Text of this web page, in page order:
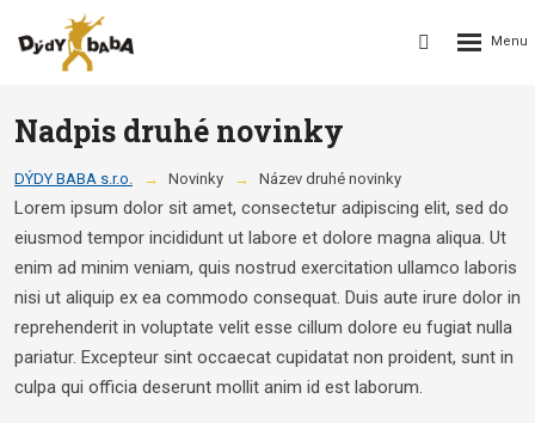
Vyhledávání
Rozbalení
Nadpis druhé novinky
DÝDY BABA s.r.o. Novinky Název druhé novinky
Lorem ipsum dolor sit amet, consectetur adipiscing elit, sed do
eiusmod tempor incididunt ut labore et dolore magna aliqua. Ut
enim ad minim veniam, quis nostrud exercitation ullamco laboris
nisi ut aliquip ex ea commodo consequat. Duis aute irure dolor in
reprehenderit in voluptate velit esse cillum dolore eu fugiat nulla
pariatur. Excepteur sint occaecat cupidatat non proident, sunt in
culpa qui officia deserunt mollit anim id est laborum.